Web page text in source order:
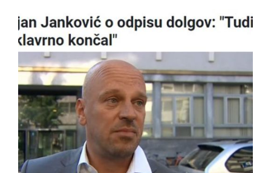
Toda več tednov trajajoča politična in medijska
gonja...